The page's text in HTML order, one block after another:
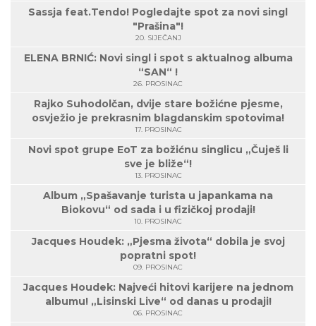
Sassja feat.Tendo! Pogledajte spot za novi singl
"Prašina"!
20. SIJEČANJ
ELENA BRNIĆ: Novi singl i spot s aktualnog albuma
“SAN“ !
26. PROSINAC
Rajko Suhodolčan, dvije stare božićne pjesme,
osvježio je prekrasnim blagdanskim spotovima!
17. PROSINAC
Novi spot grupe EoT za božićnu singlicu „Čuješ li
sve je bliže“!
13. PROSINAC
Album „Spašavanje turista u japankama na
Biokovu“ od sada i u fizičkoj prodaji!
10. PROSINAC
Jacques Houdek: „Pjesma života“ dobila je svoj
popratni spot!
09. PROSINAC
Jacques Houdek: Najveći hitovi karijere na jednom
albumu! „Lisinski Live“ od danas u prodaji!
06. PROSINAC